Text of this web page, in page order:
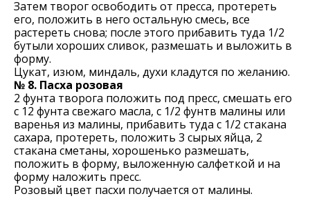
Затем творог освободить от пресса, протереть
его, положить в него остальную смесь, все
растереть снова; после этого прибавить туда 1/2
бутыли хороших сливок, размешать и выложить в
форму.
Цукат, изюм, миндаль, духи кладутся по желанию.
№ 8. Пасха розовая
2 фунта творога положить под пресс, смешать его
с 12 фунта свежаго масла, с 1/2 фунтв малины или
варенья из малины, прибавить туда с 1/2 стакана
сахара, протереть, положить 3 сырых яйца, 2
стакана сметаны, хорошенько размешать,
положить в форму, выложенную салфеткой и на
форму наложить пресс.
Розовый цвет пасхи получается от малины.